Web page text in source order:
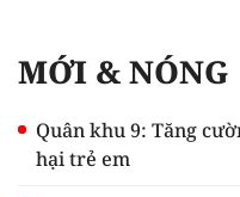
MỚI & NÓNG
Quân khu 9: Tăng
hại trẻ em